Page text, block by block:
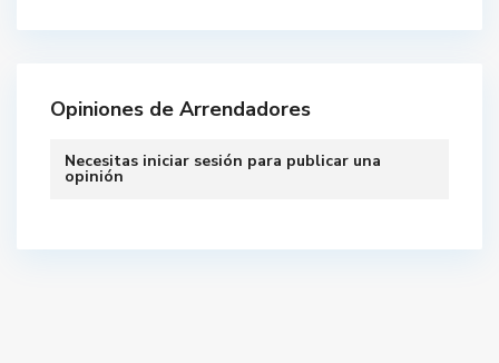
Opiniones de Arrendadores
Necesitas iniciar sesión para publicar una
opinión